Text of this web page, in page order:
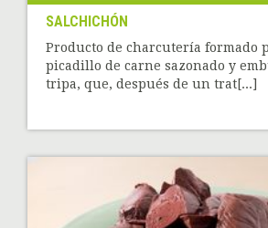
SALCHICHÓN
Producto de charcutería formado
picadillo de carne sazonado y
tripa, que, después de un trat[...]